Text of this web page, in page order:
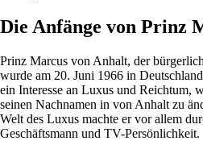
Die Anfänge von Prinz
Prinz Marcus von Anhalt, der
wurde am 20. Juni 1966 in
ein Interesse an Luxus und Reichtum,
seinen Nachnamen in von Anhalt zu
Welt des Luxus machte er vor allem
Geschäftsmann und TV-Persönlichkeit.